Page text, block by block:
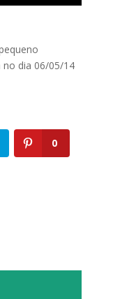
no dia 06/05/14
0